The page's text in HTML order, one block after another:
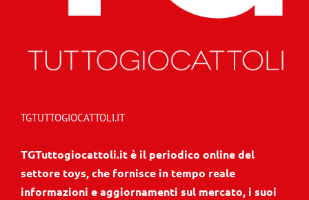
TGTUTTOGIOCATTOLI.IT
TGTuttogiocattoli.it è il periodico online del
settore toys, che fornisce in tempo reale
informazioni e aggiornamenti sul mercato, i suoi